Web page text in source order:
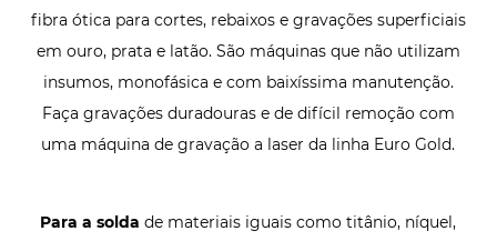
fibra ótica para cortes, rebaixos e gravações superficiais
em ouro, prata e latão. São máquinas que não utilizam
insumos, monofásica e com baixíssima manutenção.
Faça gravações duradouras e de difícil remoção com
uma máquina de gravação a laser da linha Euro Gold.
Para a solda de materiais iguais como titânio, níquel,